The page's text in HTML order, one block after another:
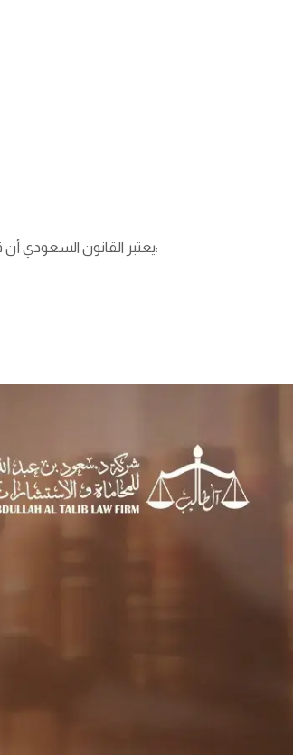
يعتبر القانون السعودي أن قضايا السب والقذف جنائية لأنها تمس العرض والكرامة، وقبل رفع الدعوى ولضمان استرداد الحق يجب اتباع الخطوات الآتية: